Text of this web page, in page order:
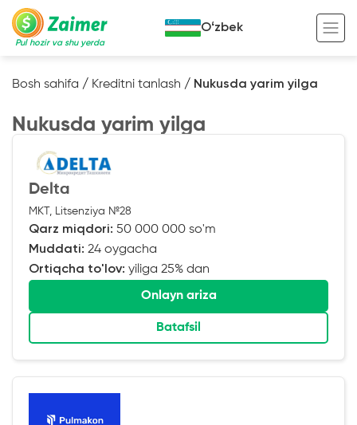
Pul hozir va shu yerda
Ko’chmas mulk garov evaziga kredit
Maxsus texnika garov evaziga kredit
Kredit onlayn
Tadbirkorlar uchun onlayn kredit
O‘zini o‘zi band qilganlar uchun onlayn
kredit
Foydali
Kreditingizning hayotiy tsikli
Kalkulyator
Oʻzbek
Bosh sahifa / Kreditni tanlash / Nukusda yarim yilga
Nukusda yarim yilga
Delta
MKT, Litsenziya №28
Qarz miqdori: 50 000 000 so'm
Muddati: 24 oygacha
Ortiqcha to'lov: yiliga 25% dan
Onlayn ariza
Batafsil